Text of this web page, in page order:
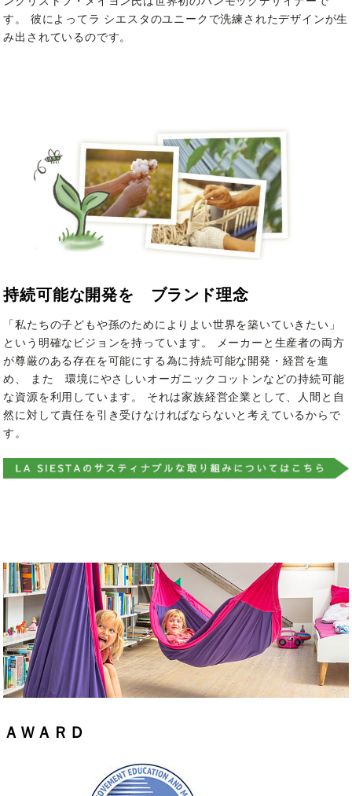
す。 彼によってラ シエスタのユニークで洗練されたデザインが生
み出されているのです。
持続可能な開発を ブランド理念
「私たちの子どもや孫のためによりよい世界を築いていきたい」
という明確なビジョンを持っています。 メーカーと生産者の両方
が尊厳のある存在を可能にする為に持続可能な開発・経営を進
め、 また 環境にやさしいオーガニックコットンなどの持続可能
な資源を利用しています。 それは家族経営企業として、人間と自
然に対して責任を引き受けなければならないと考えているからで
す。
ＡＷＡＲＤ